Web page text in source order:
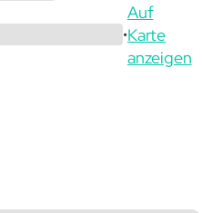
•
Auf
Karte
anzeigen